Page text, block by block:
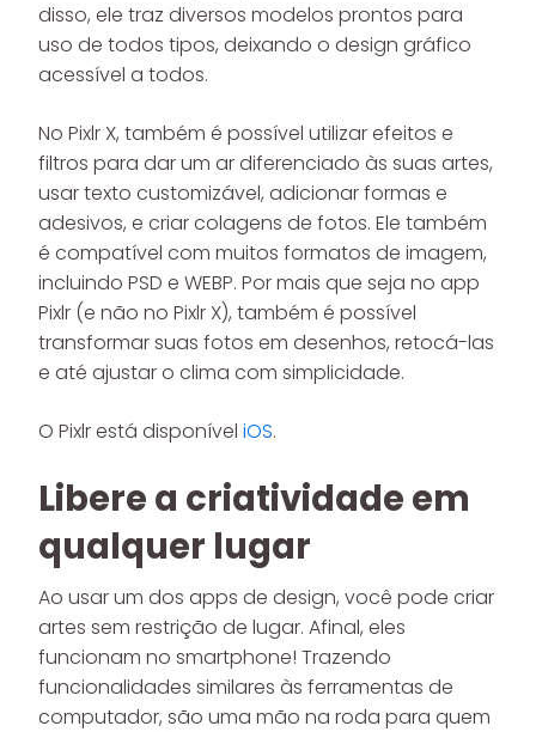
disso, ele traz diversos modelos prontos para
uso de todos tipos, deixando o design gráfico
acessível a todos.
No Pixlr X, também é possível utilizar efeitos e
filtros para dar um ar diferenciado às suas artes,
usar texto customizável, adicionar formas e
adesivos, e criar colagens de fotos. Ele também
é compatível com muitos formatos de imagem,
incluindo PSD e WEBP. Por mais que seja no app
Pixlr (e não no Pixlr X), também é possível
transformar suas fotos em desenhos, retocá-las
e até ajustar o clima com simplicidade.
O Pixlr está disponível iOS.
Libere a criatividade em
qualquer lugar
Ao usar um dos apps de design, você pode criar
artes sem restrição de lugar. Afinal, eles
funcionam no smartphone! Trazendo
funcionalidades similares às ferramentas de
computador, são uma mão na roda para quem